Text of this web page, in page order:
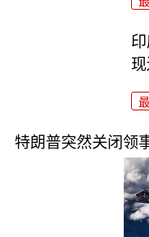
特朗普突然关闭领